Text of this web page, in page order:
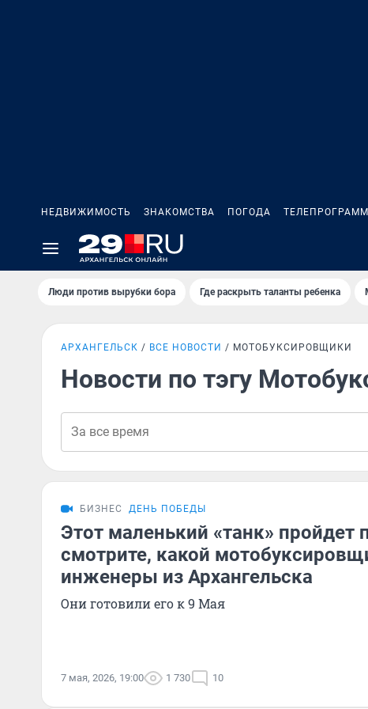
НЕДВИЖИМОСТЬ ЗНАКОМСТВА ПОГОДА
Люди против вырубки бора Где раскрыть таланты ребенка
АРХАНГЕЛЬСК ВСЕ НОВОСТИ МОТОБУКСИРОВЩИКИ
Новости по тэгу
БИЗНЕС ДЕНЬ ПОБЕДЫ
Этот маленький «танк» пройдет
смотрите, какой
инженеры из Архангельска
Они готовили его к 9 Мая
7 мая, 2026, 19:00 1 730 10